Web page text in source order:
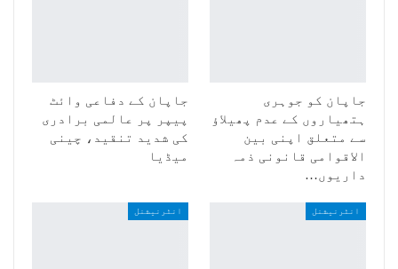
جاپان کو جوہری
ہتھیاروں کے عدم پھیلاؤ
سے متعلق اپنی بین
الاقوامی قانونی ذمہ
داریوں…
جاپان کے دفاعی وائٹ
پیپر پر عالمی برادری
کی شدید تنقید، چینی
میڈیا
انٹرنیشنل انٹرنیشنل